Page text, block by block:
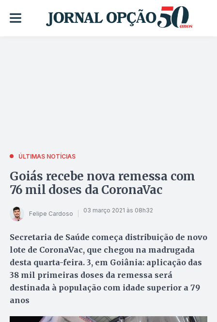
ÚLTIMAS NOTÍCIAS
Goiás recebe nova remessa com
76 mil doses da CoronaVac
Felipe Cardoso 03 março 2021 às 08h32
Secretaria de Saúde começa distribuição de novo
lote de CoronaVac, que chegou na madrugada
desta quarta-feira. 3, em Goiânia: aplicação das
38 mil primeiras doses da remessa será
destinada à população com idade superior a 79
anos